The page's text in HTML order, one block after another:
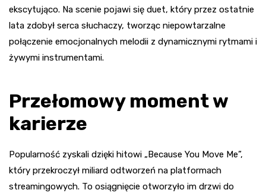
ekscytująco. Na scenie pojawi się duet, który przez ostatnie
lata zdobył serca słuchaczy, tworząc niepowtarzalne
połączenie emocjonalnych melodii z dynamicznymi rytmami i
żywymi instrumentami.
Przełomowy moment w
karierze
Popularność zyskali dzięki hitowi „Because You Move Me”,
który przekroczył miliard odtworzeń na platformach
streamingowych. To osiągnięcie otworzyło im drzwi do